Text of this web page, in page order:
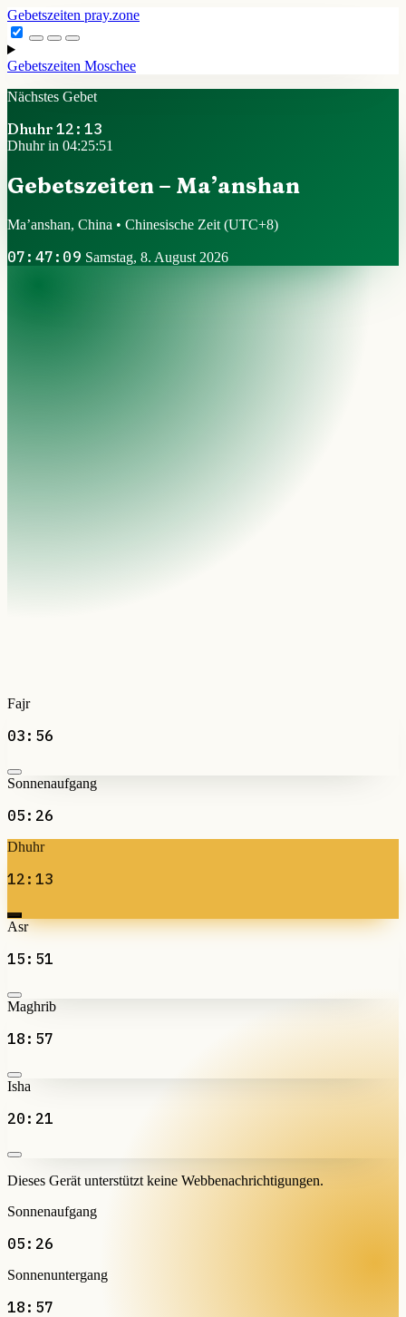
Gebetszeiten pray.zone
Gebetszeiten Moschee
Nächstes Gebet
Dhuhr 12:13
Dhuhr in 04:25:51
Gebetszeiten – Ma’anshan
Ma’anshan, China • Chinesische Zeit (UTC+8)
07:47:09 Samstag, 8. August 2026
Fajr
03:56
Sonnenaufgang
05:26
Dhuhr
12:13
Asr
15:51
Maghrib
18:57
Isha
20:21
Dieses Gerät unterstützt keine Webbenachrichtigungen.
Sonnenaufgang
05:26
Sonnenuntergang
18:57